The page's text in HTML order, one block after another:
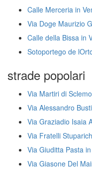
Calle Merceria in
Via Doge Maurizio
Calle della Bissa in
Sotoportego de
strade popolari
Via Martiri di
Via Alessandro
Via Graziadio Isaia
Via Fratelli
Via Giuditta Pasta
Via Giasone Del